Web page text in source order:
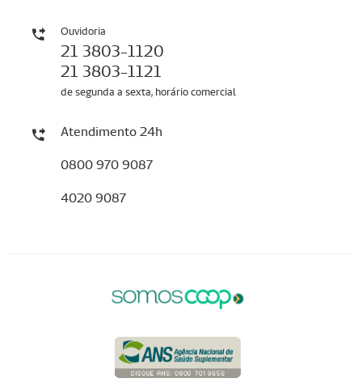
Ouvidoria
21 3803-1120
21 3803-1121
de segunda a sexta, horário comercial
Atendimento 24h
0800 970 9087
4020 9087